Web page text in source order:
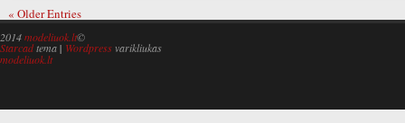
« Older Entries
2014modeliuok.lt©
Starcadtema| Wordpress varikliukas
modeliuok.lt